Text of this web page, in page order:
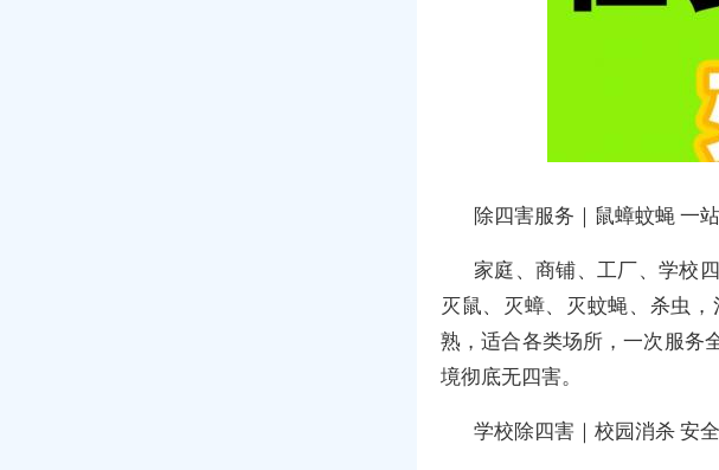
除四害服务｜鼠蟑蚊蝇 一
家庭、商铺、工厂、学校
灭鼠、灭蟑、灭蚊蝇、杀虫
熟，适合各类场所，一次服务
境彻底无四害。
学校除四害｜校园消杀 安